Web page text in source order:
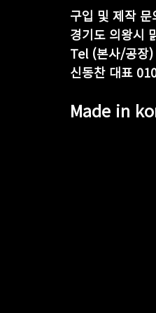
구입 및 제작 문
경기도 의왕시
Tel (본사/공장
신동찬 대표
Made in